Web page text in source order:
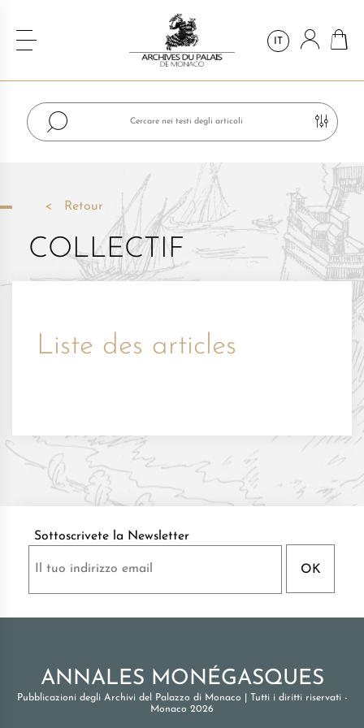
IT
Retour
COLLECTIF
Liste des articles
Sottoscrivete la Newsletter
ANNALES MONÉGASQUES
Pubblicazioni degli Archivi del Palazzo di Monaco
Tutti i diritti riservati -
Monaco 2026